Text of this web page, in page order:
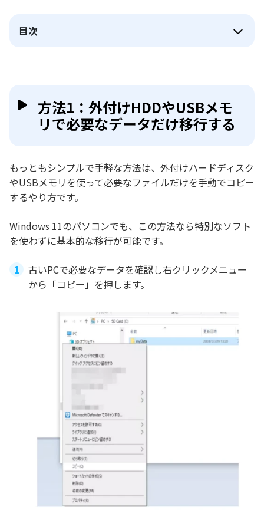
目次
方法1：外付けHDDやUSBメモ
リで必要なデータだけ移行する
もっともシンプルで手軽な方法は、外付けハードディスク
やUSBメモリを使って必要なファイルだけを手動でコピー
するやり方です。
Windows 11のパソコンでも、この方法なら特別なソフト
を使わずに基本的な移行が可能です。
古いPCで必要なデータを確認し右クリックメニュー
から「コピー」を押します。